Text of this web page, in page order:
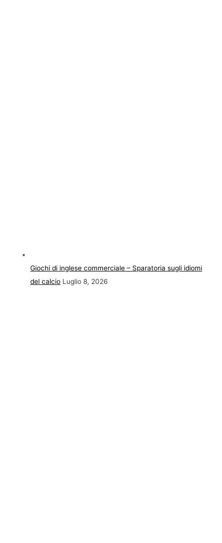
Giochi di inglese commerciale – Sparatoria sugli idiomi
del calcio Luglio 8, 2026